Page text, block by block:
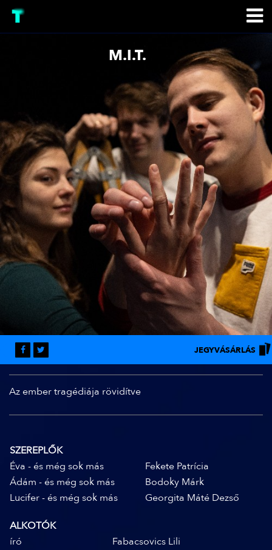
M.I.T.
JEGYVÁSÁRLÁS
Az ember tragédiája rövidítve
SZEREPLŐK
Éva - és még sok más
Fekete Patrícia
Ádám - és még sok más
Bodoky Márk
Lucifer - és még sok más
Georgita Máté Dezső
ALKOTÓK
író
Fabacsovics Lili